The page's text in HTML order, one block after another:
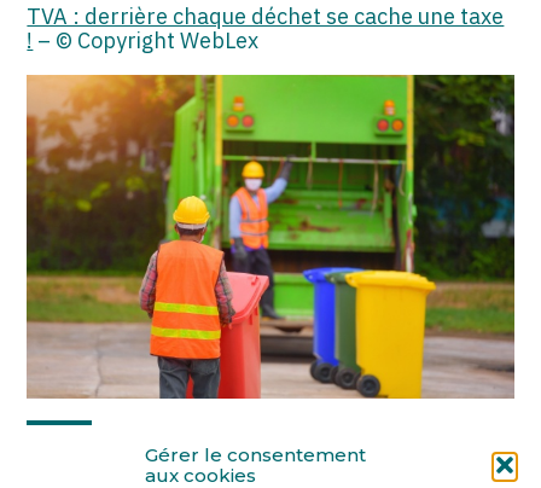
Gérer le consentement
aux cookies
TVA : derrière chaque déchet se cache une taxe
! – © Copyright WebLex